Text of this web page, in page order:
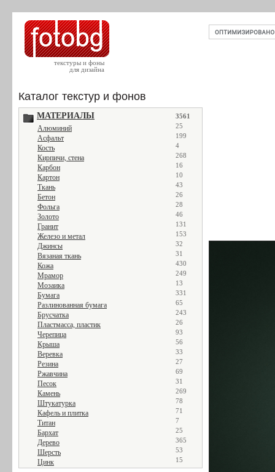
текстуры и фоны
для дизайна
Каталог текстур и фонов
МАТЕРИАЛЫ 3561
Алюминий 25
Асфальт 199
Кость 4
Кирпичи, стена 268
Карбон 16
Картон 10
Ткань 43
Бетон 26
Фольга 28
Золото 46
Гранит 131
Железо и метал 153
Джинсы 32
Вязаная ткань 31
Кожа 430
Мрамор 249
Мозаика 13
Бумага 331
Разлинованная бумага 65
Брусчатка 243
Пластмасса, пластик 26
Черепица 93
Крыша 56
Веревка 33
Резина 27
Ржавчина 69
Песок 31
Камень 269
Штукатурка 78
Кафель и плитка 71
Титан 7
Бархат 25
Дерево 365
Шерсть 53
Цинк 15